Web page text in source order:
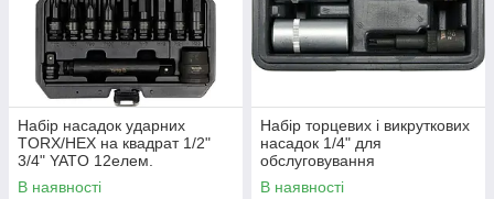
Набір насадок ударних
TORX/HEX на квадрат 1/2"
3/4" YATO 12елем.
В наявності
Набір торцевих і викруткових
насадок 1/4" для
обслуговування
кондиціонерів YATO 12 шт.
В наявності